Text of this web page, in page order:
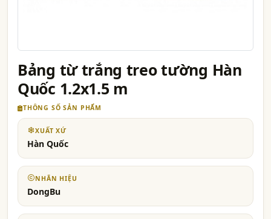
Bảng từ trắng treo tường Hàn
Quốc 1.2x1.5 m
THÔNG SỐ SẢN PHẨM
XUẤT XỨ
Hàn Quốc
NHÃN HIỆU
DongBu